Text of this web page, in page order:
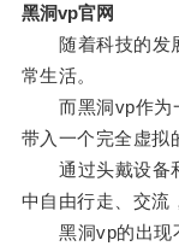
黑洞vp官网
随着科技的发展
常生活。
而黑洞vp作为一
带入一个完全虚拟
通过头戴设备和
中自由行走、交流
黑洞vp的出现不